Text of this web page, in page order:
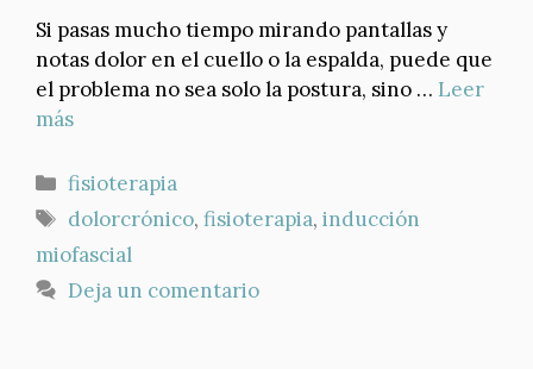
Si pasas mucho tiempo mirando pantallas y
notas dolor en el cuello o la espalda, puede que
el problema no sea solo la postura, sino … Leer
más
Categorías
fisioterapia
Etiquetas
dolorcrónico,fisioterapia,inducción
miofascial
Deja un comentario